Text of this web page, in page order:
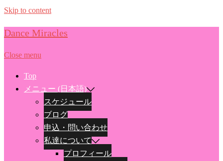
Skip to content
Dance Miracles
Close menu
Top
メニュー (日本語)
スケジュール
ブログ
申込・問い合わせ
私達について
プロフィール